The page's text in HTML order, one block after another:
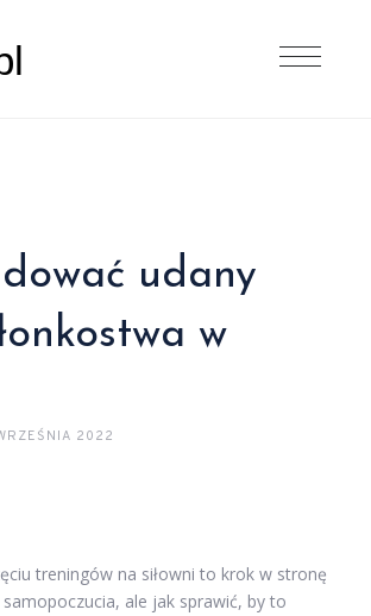
udany
w
2022
treningów na siłowni to krok w stronę
ale jak sprawić, by to